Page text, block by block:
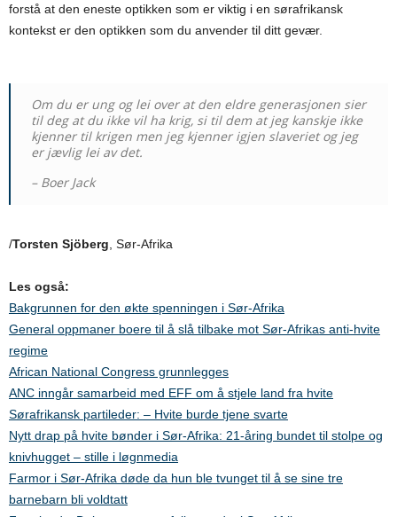
forstå at den eneste optikken som er viktig i en sørafrikansk
kontekst er den optikken som du anvender til ditt gevær.
Om du er ung og lei over at den eldre generasjonen sier
til deg at du ikke vil ha krig, si til dem at jeg kanskje ikke
kjenner til krigen men jeg kjenner igjen slaveriet og jeg
er jævlig lei av det.
– Boer Jack
/Torsten Sjöberg , Sør-Afrika
Les også:
Bakgrunnen for den økte spenningen i Sør-Afrika
General oppmaner boere til å slå tilbake mot Sør-Afrikas anti-hvite
regime
African National Congress grunnlegges
ANC inngår samarbeid med EFF om å stjele land fra hvite
Sørafrikansk partileder: – Hvite burde tjene svarte
Nytt drap på hvite bønder i Sør-Afrika: 21-åring bundet til stolpe og
knivhugget – stille i løgnmedia
Farmor i Sør-Afrika døde da hun ble tvunget til å se sine tre
barnebarn bli voldtatt